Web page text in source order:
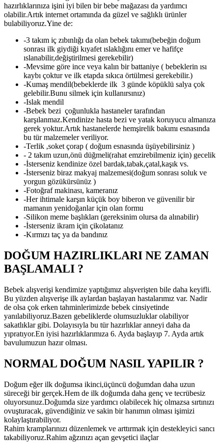
hazırlıklarınıza işini iyi bilen bir bebe mağazası da yardımcı
olabilir.Artık internet ortamında da güzel ve sağlıklı ürünler
bulabiliyoruz.Yine de:
-3 takım iç zıbınlığı da olan bebek takımı(bebeğin doğum
sonrası ilk giydiği kıyafet ıslaklığını emer ve hafifçe
ıslanabilir,değiştirilmesi gerekebilir)
-Mevsime göre ince veya kalın bir battaniye ( bebeklerin ısı
kaybı çoktur ve ilk etapda sıkıca örtülmesi gerekebilir.)
-Kumaş mendil(bebeklerde ilk 3 günde köpüklü salya çok
gelebilir.Bunu silmek için kullanırsınız)
-Islak mendil
-Bebek bezi çoğunlukla hastaneler tarafından
karşılanmaz.Kendinize hasta bezi ve yatak koruyucu almanıza
gerek yoktur.Artık hastanelerde hemşirelik bakımı esnasında
bu tür malzemeler veriliyor.
-Terlik ,soket çorap ( doğum esnasında üşüyebilirsiniz )
- 2 takım uzun,önü düğmeli(rahat emzirebilmeniz için) gecelik
-İsterseniz kendinize özel bardak,tabak,çatal,kaşık vs.
-İsterseniz biraz makyaj malzemesi(doğum sonrası soluk ve
yorgun gözükürsünüz )
-Fotoğraf makinası, kameranız
-Her ihtimale karşın küçük boy biberon ve güvenilir bir
mamanın yenidoğanlar için olan formu
-Silikon meme başlıkları (gereksinim olursa da alınabilir)
-İsterseniz ikram için çikolatanız
-Kırmızı taç ya da bandınız
DOĞUM HAZIRLIKLARI NE ZAMAN
BAŞLAMALI ?
Bebek alışverişi kendimize yaptığımız alışverişten bile daha keyifli.
Bu yüzden alışverişe ilk aylardan başlayan hastalarımız var. Nadir
de olsa çok erken tahminlerimizde bebek cinsiyetinde
yanılabiliyoruz.Bazen gebeliklerde olumsuzluklar olabiliyor
sakatlıklar gibi. Dolayısıyla bu tür hazırlıklar anneyi daha da
yıpratıyor.En iyisi hazırlıklarımıza 6. Ayda başlayıp 7. Ayda artık
bavulumuzun hazır olması.
NORMAL DOĞUM NASIL YAPILIR ?
Doğum eğer ilk doğumsa ikinci,üçüncü doğumdan daha uzun
süreceği bir gerçek.Hem de ilk doğumda daha genç ve tecrübesiz
oluyorsunuz.Doğumda size yardımcı olabilecek hiç olmazsa sırtınızı
ovuşturacak, güvendiğiniz ve sakin bir hanımın olması işimizi
kolaylaştırabiliyor.
Rahim kramplarınızı düzenlemek ve arttırmak için destekleyici sancı
takabiliyoruz.Rahim ağzınızı açan gevşetici ilaçlar